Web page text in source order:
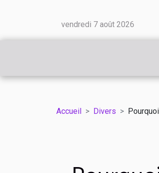
vendredi 7 août 2026
Accueil Divers